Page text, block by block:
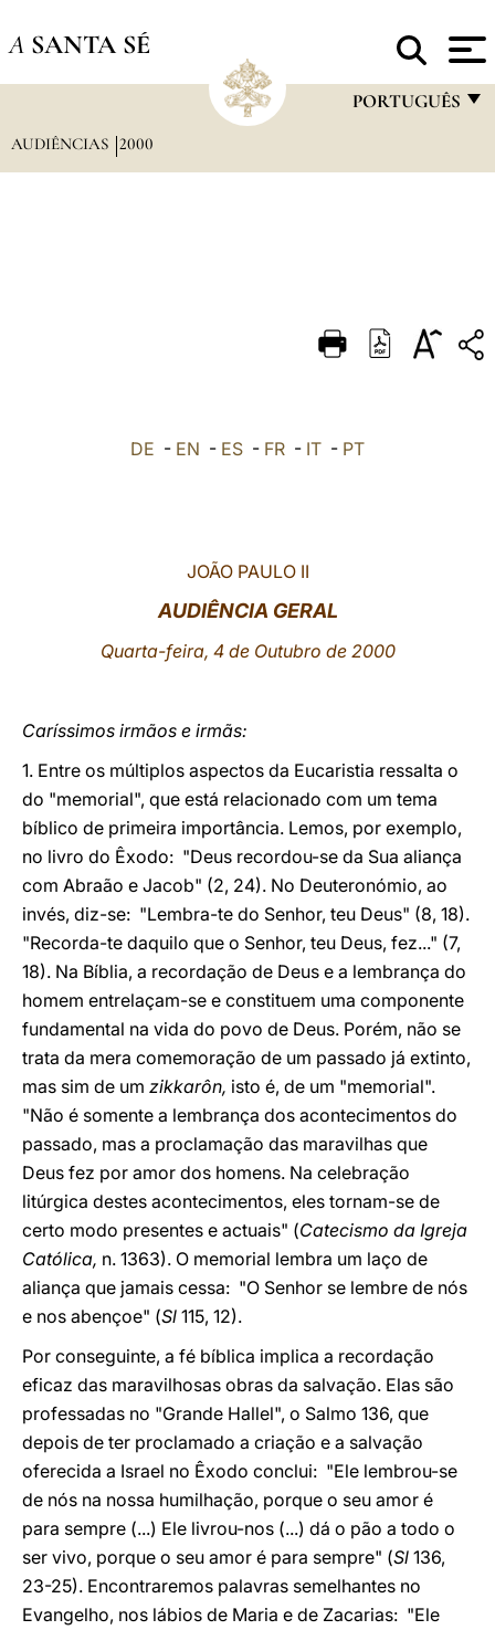
A SANTA SÉ
PORTUGUÊS
DEUTSCH
العربيّة
AUDIÊNCIAS 2000
DE - EN - ES - FR - IT - PT
JOÃO PAULO II
AUDIÊNCIA GERAL
Quarta-feira, 4 de Outubro de 2000
Caríssimos irmãos e irmãs:
1. Entre os múltiplos aspectos da Eucaristia ressalta o
do "memorial", que está relacionado com um tema
bíblico de primeira importância. Lemos, por exemplo,
no livro do Êxodo: "Deus recordou-se da Sua aliança
com Abraão e Jacob" (2, 24). No Deuteronómio, ao
invés, diz-se: "Lembra-te do Senhor, teu Deus" (8, 18).
"Recorda-te daquilo que o Senhor, teu Deus, fez..." (7,
18). Na Bíblia, a recordação de Deus e a lembrança do
homem entrelaçam-se e constituem uma componente
fundamental na vida do povo de Deus. Porém, não se
trata da mera comemoração de um passado já extinto,
mas sim de um zikkarôn, isto é, de um "memorial".
"Não é somente a lembrança dos acontecimentos do
passado, mas a proclamação das maravilhas que
Deus fez por amor dos homens. Na celebração
litúrgica destes acontecimentos, eles tornam-se de
certo modo presentes e actuais" (Catecismo da Igreja
Católica, n. 1363). O memorial lembra um laço de
aliança que jamais cessa: "O Senhor se lembre de nós
e nos abençoe" (Sl 115, 12).
Por conseguinte, a fé bíblica implica a recordação
eficaz das maravilhosas obras da salvação. Elas são
professadas no "Grande Hallel", o Salmo 136, que
depois de ter proclamado a criação e a salvação
oferecida a Israel no Êxodo conclui: "Ele lembrou-se
de nós na nossa humilhação, porque o seu amor é
para sempre (...) Ele livrou-nos (...) dá o pão a todo o
ser vivo, porque o seu amor é para sempre" (Sl 136,
23-25). Encontraremos palavras semelhantes no
Evangelho, nos lábios de Maria e de Zacarias: "Ele